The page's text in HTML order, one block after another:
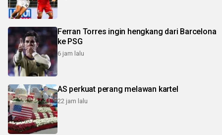
Ferran Torres ingin hengkang dari Barcelona
ke PSG
6 jam lalu
AS perkuat perang melawan kartel
22 jam lalu